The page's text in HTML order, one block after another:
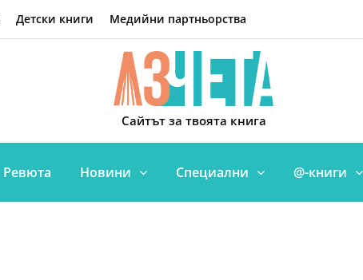
Детски книги Медийни партньорства
Сайтът за твоята книга
Ревюта Новини Специални @-книги